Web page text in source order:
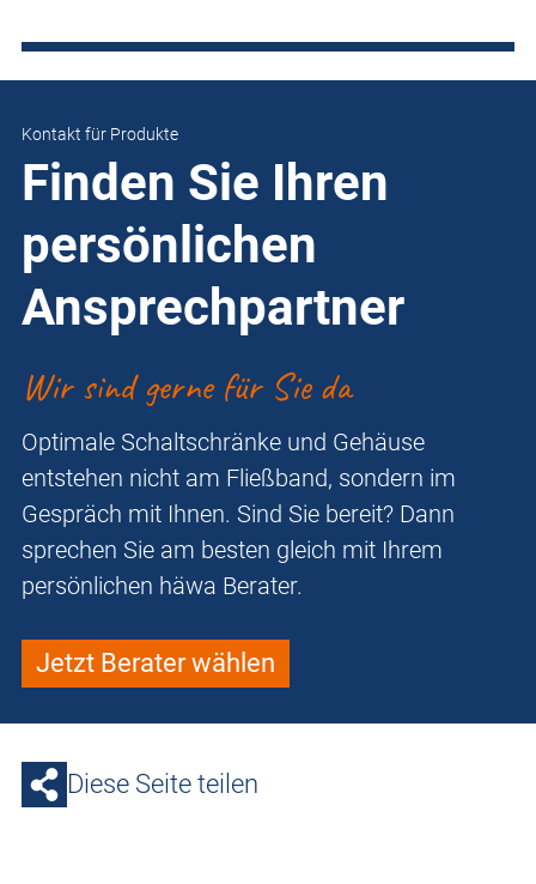
Kontakt für Produkte
Finden Sie Ihren
persönlichen
Ansprechpartner
Wir sind gerne für Sie da
Optimale Schaltschränke und Gehäuse
entstehen nicht am Fließband, sondern im
Gespräch mit Ihnen. Sind Sie bereit? Dann
sprechen Sie am besten gleich mit Ihrem
persönlichen häwa Berater.
Jetzt Berater wählen
Diese Seite teilen